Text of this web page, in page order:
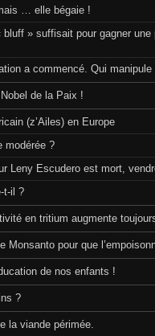
… elle bégaie !
» suffisait pour gagner
a commencé. Qui manipule
de la Paix !
(z’Ailes) en Europe
modérée ?
Leny Escudero est mort,
t-il ?
en tritium augmente
Monsanto pour que
de nos enfants !
?
la viande périmée.